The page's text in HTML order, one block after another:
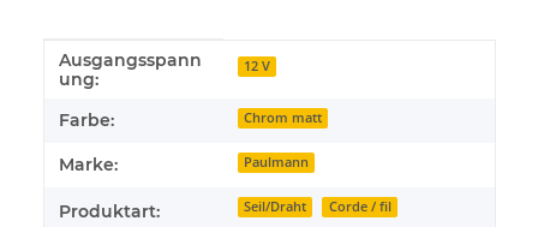
Produkteigenschaft
Wert
Ausgangsspann
ung:
12 V
Farbe: Chrom matt
Marke: Paulmann
Produktart: Seil/Draht Corde / fil